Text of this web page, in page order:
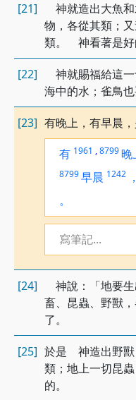
[21]
神就造出大魚
物，各從其類；
類。 神看著是好
[22]
神就賜福給這
海中的水；雀鳥也
[23] 有晚上，有早晨，
有 1961 ,8799晚
8799早晨 1242 ，
。
寫筆記...
[24]
神說：「地要
畜、昆蟲、野獸
了。
[25] 於是 神造出野獸
類；地上一切昆
的。